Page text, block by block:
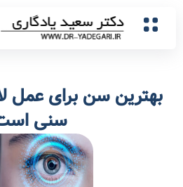
بهترین سن برای عمل
سنی